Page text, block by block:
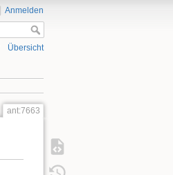
Anmelden
Übersicht
ant:7663